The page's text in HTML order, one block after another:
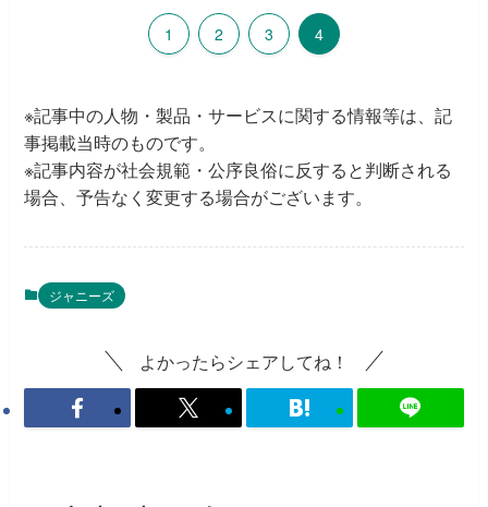
1 2 3 4
※記事中の人物・製品・サービスに関する情報等は、記
事掲載当時のものです。
※記事内容が社会規範・公序良俗に反すると判断される
場合、予告なく変更する場合がございます。
ジャニーズ
よかったらシェアしてね！